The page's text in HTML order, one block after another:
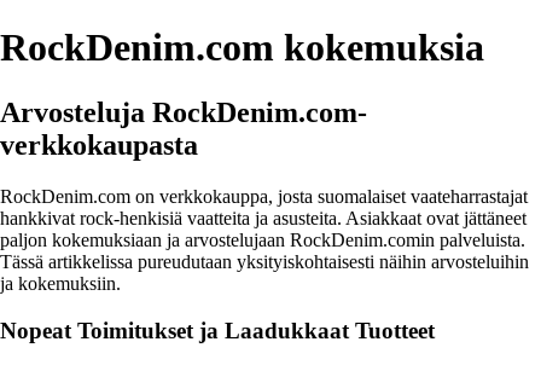
RockDenim.com kokemuksia
Arvosteluja RockDenim.com-
verkkokaupasta
RockDenim.com on verkkokauppa, josta suomalaiset vaateharrastajat
hankkivat rock-henkisiä vaatteita ja asusteita. Asiakkaat ovat jättäneet
paljon kokemuksiaan ja arvostelujaan RockDenim.comin palveluista.
Tässä artikkelissa pureudutaan yksityiskohtaisesti näihin arvosteluihin
ja kokemuksiin.
Nopeat Toimitukset ja Laadukkaat Tuotteet